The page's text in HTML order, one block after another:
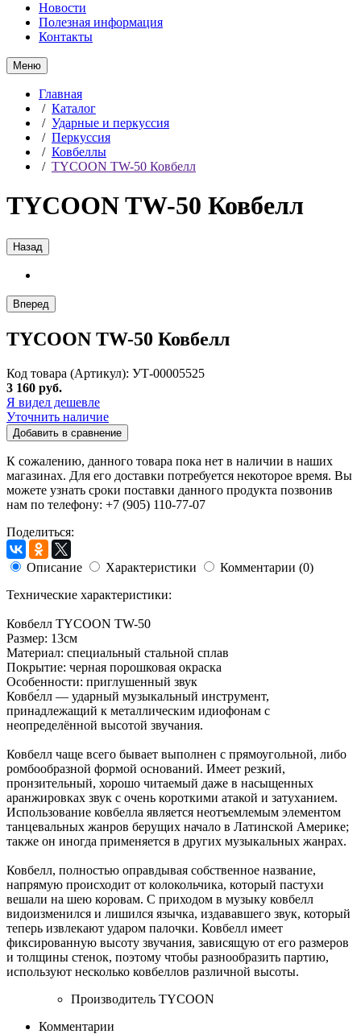
Новости
Полезная информация
Контакты
Меню
Главная
/ Каталог
/ Ударные и перкуссия
/ Перкуссия
/ Ковбеллы
/ TYCOON TW-50 Ковбелл
TYCOON TW-50 Ковбелл
Назад
Вперед
TYCOON TW-50 Ковбелл
Код товара (Артикул): УТ-00005525
3 160 руб.
Я видел дешевле
Уточнить наличие
Добавить в сравнение
К сожалению, данного товара пока нет в наличии в наших
магазинах. Для его доставки потребуется некоторое время. Вы
можете узнать сроки поставки данного продукта позвонив
нам по телефону: +7 (905) 110-77-07
Поделиться:
Описание Характеристики
Комментарии (0)
Технические характеристики:
Ковбелл TYCOON TW-50
Размер: 13см
Материал: специальный стальной сплав
Покрытие: черная порошковая окраска
Особенности: приглушенный звук
Ковбе́лл — ударный музыкальный инструмент,
принадлежащий к металлическим идиофонам с
неопределённой высотой звучания.
Ковбелл чаще всего бывает выполнен с прямоугольной, либо
ромбообразной формой оснований. Имеет резкий,
пронзительный, хорошо читаемый даже в насыщенных
аранжировках звук с очень короткими атакой и затуханием.
Использование ковбелла является неотъемлемым элементом
танцевальных жанров берущих начало в Латинской Америке;
также он иногда применяется в других музыкальных жанрах.
Ковбелл, полностью оправдывая собственное название,
напрямую происходит от колокольчика, который пастухи
вешали на шею коровам. С приходом в музыку ковбелл
видоизменился и лишился язычка, издававшего звук, который
теперь извлекают ударом палочки. Ковбелл имеет
фиксированную высоту звучания, зависящую от его размеров
и толщины стенок, поэтому чтобы разнообразить партию,
используют несколько ковбеллов различной высоты.
Производитель TYCOON
Комментарии